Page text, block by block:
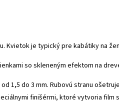
Kvietok je typický pre kabátiky na
so skleneným efektom na
1,5 do 3 mm. Rubovú stranu
finišérmi, ktoré vytvoria